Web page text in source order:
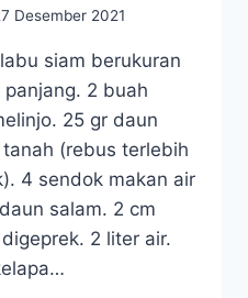
Desember 2021
siam berukuran
2 buah
25 gr daun
(rebus terlebih
4 sendok makan air
salam. 2 cm
2 liter air.